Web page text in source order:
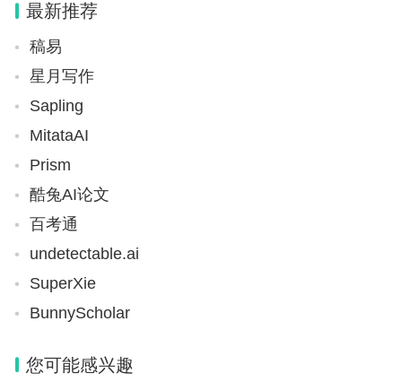
最新推荐
稿易
星月写作
Sapling
MitataAI
Prism
酷兔AI论文
百考通
undetectable.ai
SuperXie
BunnyScholar
您可能感兴趣